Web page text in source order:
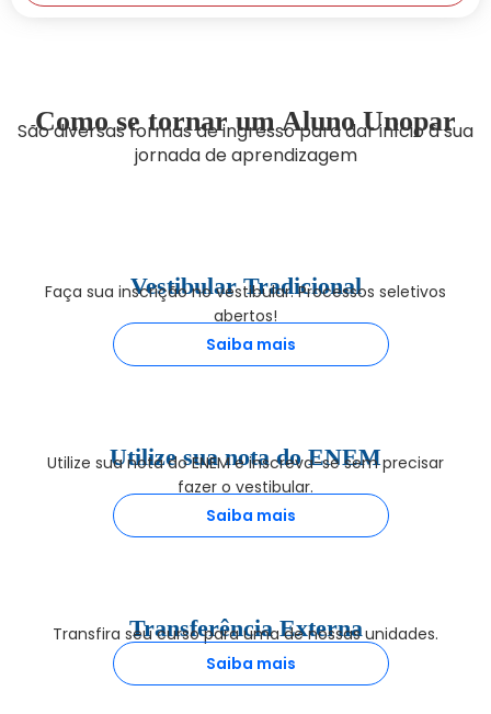
Como se tornar um Aluno Unopar
São diversas formas de ingresso para dar início à sua
jornada de aprendizagem
Vestibular Tradicional
Faça sua inscrição no vestibular. Processos seletivos
abertos!
Saiba mais
Utilize sua nota do ENEM
Utilize sua nota do ENEM e inscreva-se sem precisar
fazer o vestibular.
Saiba mais
Transferência Externa
Transfira seu curso para uma de nossas unidades.
Saiba mais